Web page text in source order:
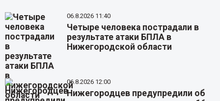
06.8.2026 11:40
Четыре человека пострадали в
результате атаки БПЛА в
Нижегородской области
06.8.2026 12:00
Нижегородцев предупредили об